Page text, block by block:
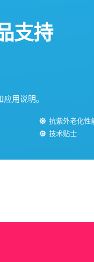
支持
用说明。
抗紫外老化性
技术贴士